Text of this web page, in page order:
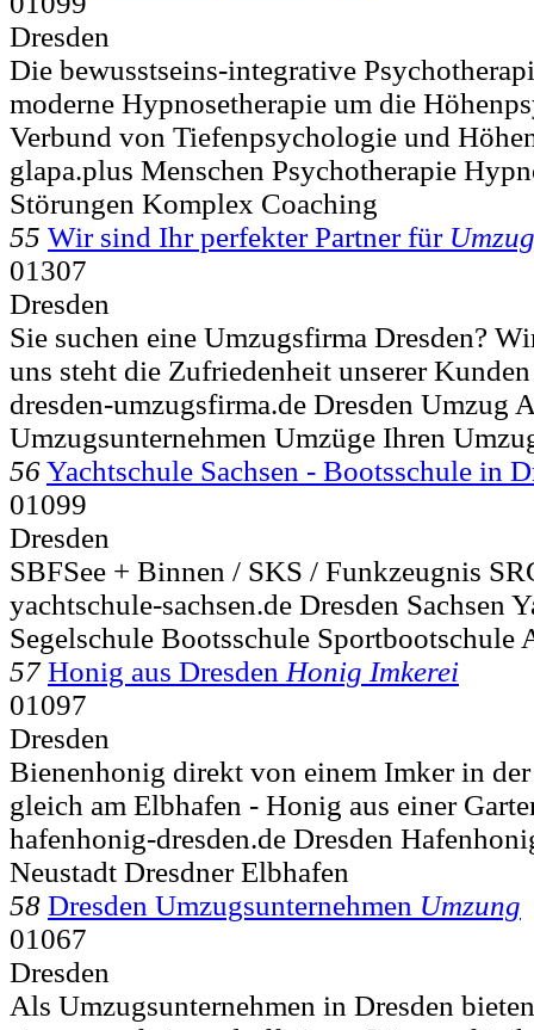
Dresden
Die bewusstseins-integrative
moderne Hypnosetherapie um die
Verbund von Tiefenpsychologie und
glapa.plus Menschen Psychotherapie
Störungen Komplex Coaching
55 Wir sind Ihr perfekter Partner für Umzug
01307
Dresden
Sie suchen eine Umzugsfirma Dresden?
uns steht die Zufriedenheit unserer
dresden-umzugsfirma.de Dresden Umzug
Umzugsunternehmen Umzüge Ihren
56Yachtschule Sachsen - Bootsschule in
01099
Dresden
SBFSee + Binnen / SKS / Funkzeugnis
yachtschule-sachsen.de Dresden Sachsen
Segelschule Bootsschule Sportbootschule
57 Honig aus Dresden Honig Imkerei
01097
Dresden
Bienenhonig direkt von einem Imker in
gleich am Elbhafen - Honig aus einer
hafenhonig-dresden.de Dresden
Neustadt Dresdner Elbhafen
58 Dresden Umzugsunternehmen Umzung
01067
Dresden
Als Umzugsunternehmen in Dresden